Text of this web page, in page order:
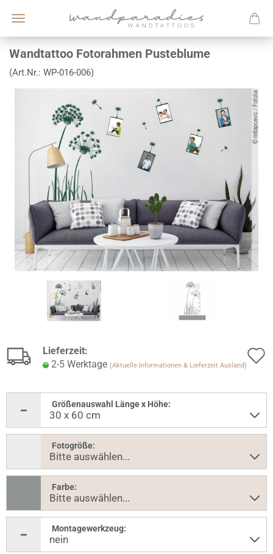
Wandtattoo Fotorahmen Pusteblume
(Art.Nr.: WP-016-006)
Lieferzeit:
2-5 Werktage (Aktuelle Informationen & Lieferzeit Ausland)
Größenauswahl Länge x Höhe:
Fotogröße:
Farbe:
Montagewerkzeug: